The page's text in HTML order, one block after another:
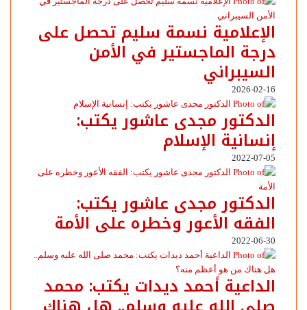
الإعلامية نسمة سليم تحصل على
درجة الماجستير في الأمن
السيبراني
2026-02-16
الدكتور مجدى عاشور يكتب:
إنسانية الإسلام
2022-07-05
الدكتور مجدى عاشور يكتب:
الفقه الأعور وخطره على الأمة
2022-06-30
الداعية أحمد ديدات يكتب: محمد